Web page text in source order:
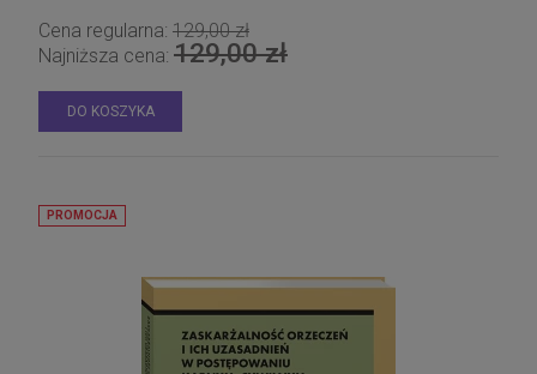
Cena regularna: 129,00 zł
Najniższa cena: 129,00 zł
DO KOSZYKA
PROMOCJA